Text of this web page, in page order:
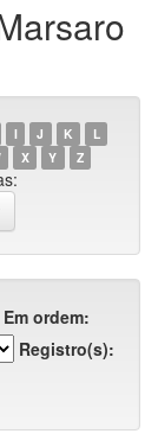
I J K
L
X Y Z
Em ordem:
Registro(s):